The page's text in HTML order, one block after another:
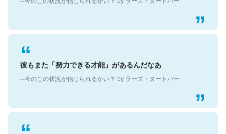
彼もまた「努力できる才能」があるんだなあ
─今のこの状況が信じられるかい？ by ラーズ・ヌートバー